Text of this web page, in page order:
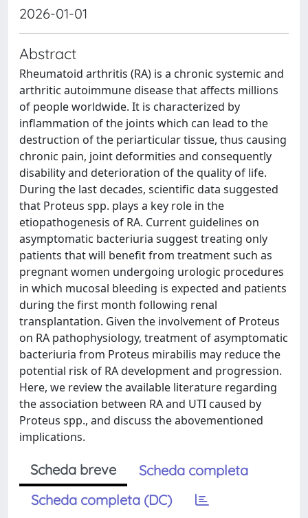
2026-01-01
Abstract
Rheumatoid arthritis (RA) is a chronic systemic and
arthritic autoimmune disease that affects millions
of people worldwide. It is characterized by
inflammation of the joints which can lead to the
destruction of the periarticular tissue, thus causing
chronic pain, joint deformities and consequently
disability and deterioration of the quality of life.
During the last decades, scientific data suggested
that Proteus spp. plays a key role in the
etiopathogenesis of RA. Current guidelines on
asymptomatic bacteriuria suggest treating only
patients that will benefit from treatment such as
pregnant women undergoing urologic procedures
in which mucosal bleeding is expected and patients
during the first month following renal
transplantation. Given the involvement of Proteus
on RA pathophysiology, treatment of asymptomatic
bacteriuria from Proteus mirabilis may reduce the
potential risk of RA development and progression.
Here, we review the available literature regarding
the association between RA and UTI caused by
Proteus spp., and discuss the abovementioned
implications.
Scheda breve
Scheda completa
Scheda completa (DC)